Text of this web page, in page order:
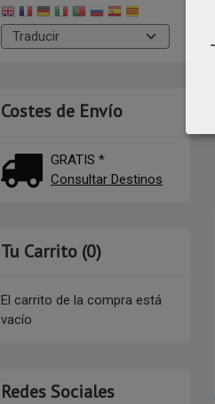
Costes de Envío
GRATIS *
Consultar Destinos
Tu Carrito (0)
El carrito de la compra está
vacío
Redes Sociales